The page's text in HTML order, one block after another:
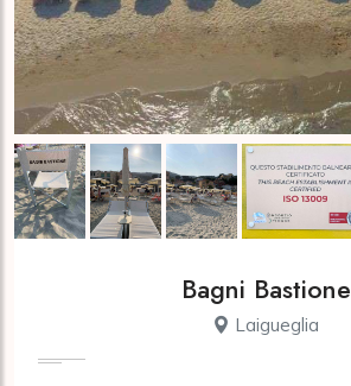
Bagni Bastione
Laigueglia